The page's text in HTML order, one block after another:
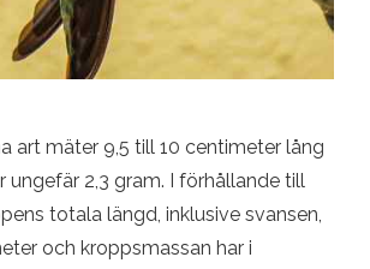
art mäter 9,5 till 10 centimeter lång
ungefär 2,3 gram. I förhållande till
totala längd, inklusive svansen,
och kroppsmassan har i